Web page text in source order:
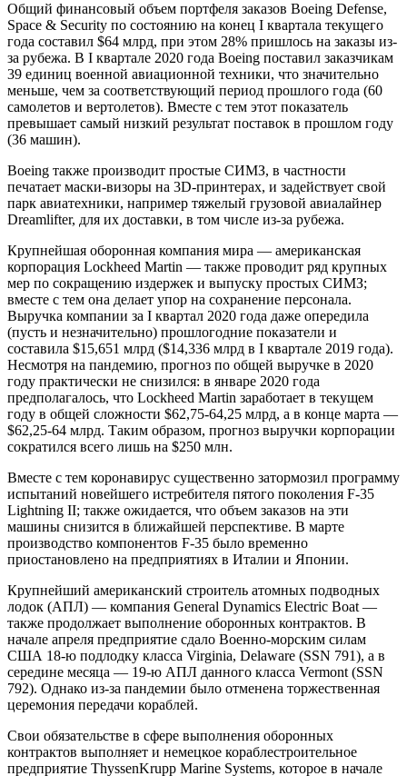
Общий финансовый объем портфеля заказов Boeing Defense,
Space & Security по состоянию на конец I квартала текущего
года составил $64 млрд, при этом 28% пришлось на заказы из-
за рубежа. В I квартале 2020 года Boeing поставил заказчикам
39 единиц военной авиационной техники, что значительно
меньше, чем за соответствующий период прошлого года (60
самолетов и вертолетов). Вместе с тем этот показатель
превышает самый низкий результат поставок в прошлом году
(36 машин).
Boeing также производит простые СИМЗ, в частности
печатает маски-визоры на 3D-принтерах, и задействует свой
парк авиатехники, например тяжелый грузовой авиалайнер
Dreamlifter, для их доставки, в том числе из-за рубежа.
Крупнейшая оборонная компания мира — американская
корпорация Lockheed Martin — также проводит ряд крупных
мер по сокращению издержек и выпуску простых СИМЗ;
вместе с тем она делает упор на сохранение персонала.
Выручка компании за I квартал 2020 года даже опередила
(пусть и незначительно) прошлогодние показатели и
составила $15,651 млрд ($14,336 млрд в I квартале 2019 года).
Несмотря на пандемию, прогноз по общей выручке в 2020
году практически не снизился: в январе 2020 года
предполагалось, что Lockheed Martin заработает в текущем
году в общей сложности $62,75-64,25 млрд, а в конце марта —
$62,25-64 млрд. Таким образом, прогноз выручки корпорации
сократился всего лишь на $250 млн.
Вместе с тем коронавирус существенно затормозил программу
испытаний новейшего истребителя пятого поколения F-35
Lightning II; также ожидается, что объем заказов на эти
машины снизится в ближайшей перспективе. В марте
производство компонентов F-35 было временно
приостановлено на предприятиях в Италии и Японии.
Крупнейший американский строитель атомных подводных
лодок (АПЛ) — компания General Dynamics Electric Boat —
также продолжает выполнение оборонных контрактов. В
начале апреля предприятие сдало Военно-морским силам
США 18-ю подлодку класса Virginia, Delaware (SSN 791), а в
середине месяца — 19-ю АПЛ данного класса Vermont (SSN
792). Однако из-за пандемии было отменена торжественная
церемония передачи кораблей.
Свои обязательстве в сфере выполнения оборонных
контрактов выполняет и немецкое кораблестроительное
предприятие ThyssenKrupp Marine Systems, которое в начале